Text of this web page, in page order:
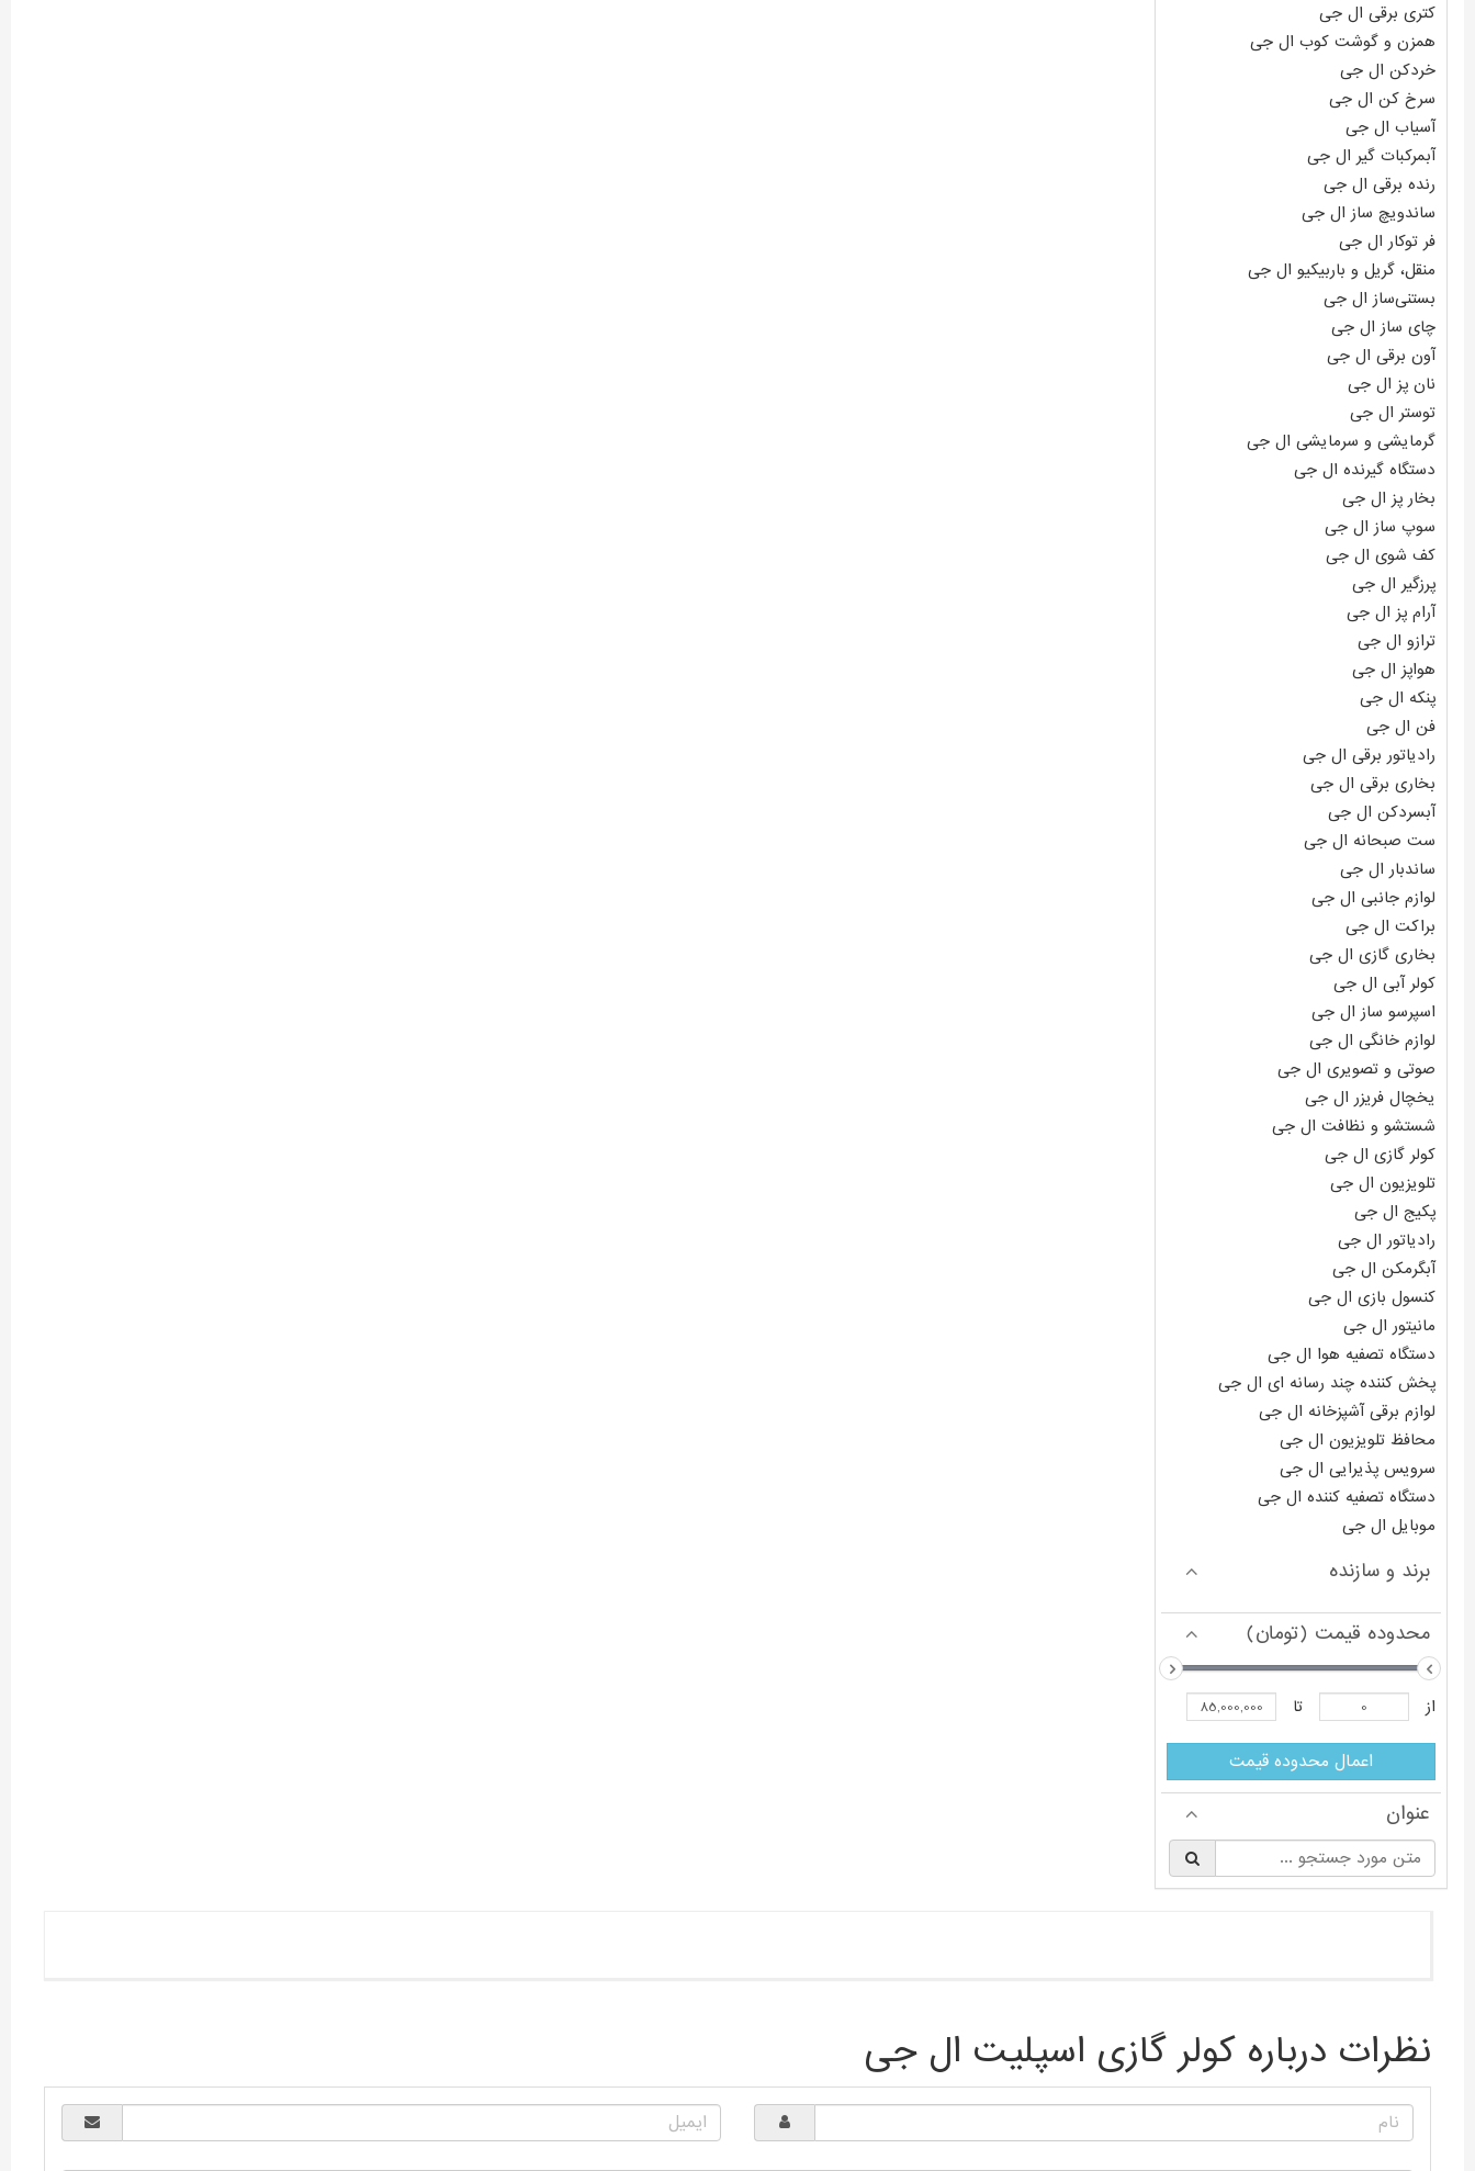
کتری برقی ال جی
همزن و گوشت کوب ال جی
خردکن ال جی
سرخ کن ال جی
آسیاب ال جی
آبمرکبات گیر ال جی
رنده برقی ال جی
ساندویچ ساز ال جی
فر توکار ال جی
منقل، گریل و باربیکیو ال جی
بستنی‌ساز ال جی
چای ساز ال جی
آون برقی ال جی
نان پز ال جی
توستر ال جی
گرمایشی و سرمایشی ال جی
دستگاه گیرنده ال جی
بخار پز ال جی
سوپ ساز ال جی
کف شوی ال جی
پرزگیر ال جی
آرام پز ال جی
ترازو ال جی
هواپز ال جی
پنکه ال جی
فن ال جی
رادیاتور برقی ال جی
بخاری برقی ال جی
آبسردکن ال جی
ست صبحانه ال جی
ساندبار ال جی
لوازم جانبی ال جی
براکت ال جی
بخاری گازی ال جی
کولر آبی ال جی
اسپرسو ساز ال جی
لوازم خانگی ال جی
صوتی و تصویری ال جی
یخچال فریزر ال جی
شستشو و نظافت ال جی
کولر گازی ال جی
تلویزیون ال جی
پکیج ال جی
رادیاتور ال جی
آبگرمکن ال جی
کنسول بازی ال جی
مانیتور ال جی
دستگاه تصفیه هوا ال جی
پخش کننده چند رسانه ای ال جی
لوازم برقی آشپزخانه ال جی
محافظ تلویزیون ال جی
سرویس پذیرایی ال جی
دستگاه تصفیه کننده ال جی
موبایل ال جی
برند و سازنده
محدوده قیمت (تومان)
از تا
اعمال محدوده قیمت
عنوان
§
نظرات درباره کولر گازی اسپلیت ال جی